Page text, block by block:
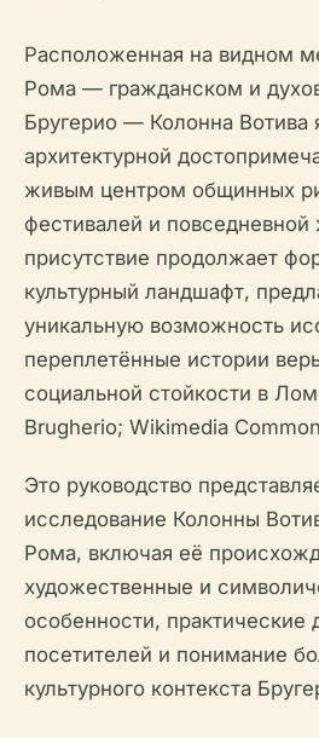
Расположенная на видном
Рома — гражданском и
Бругерио — Колонна Вотива
архитектурной
живым центром общинных
фестивалей и повседневной
присутствие продолжает
культурный ландшафт,
уникальную возможность
переплетённые истории
социальной стойкости в
Brugherio; Wikimedia
Это руководство
исследование Колонны
Рома, включая её
художественные и
особенности, практические
посетителей и понимание
культурного контекста